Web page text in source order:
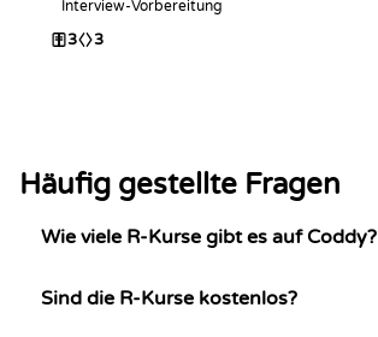
Interview-Vorbereitung
3 3
Häufig gestellte Fragen
Wie viele R-Kurse gibt es auf Coddy?
Sind die R-Kurse kostenlos?